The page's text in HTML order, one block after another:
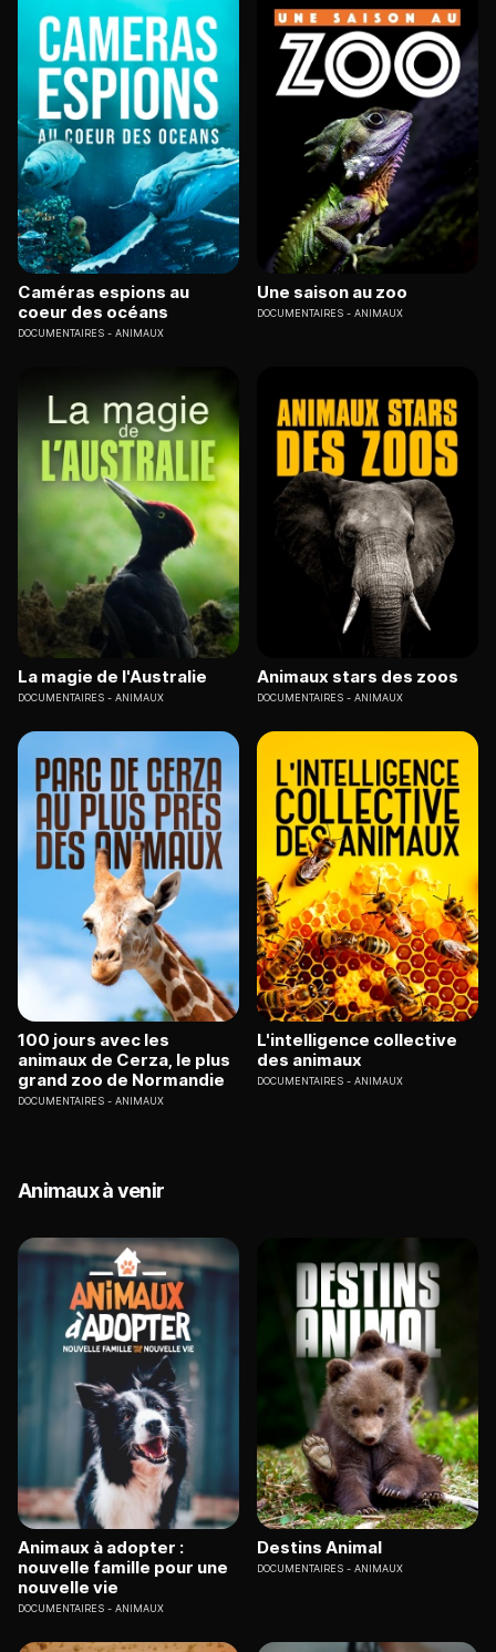
Caméras espions au
coeur des océans
DOCUMENTAIRES ANIMAUX
Une saison au zoo
DOCUMENTAIRES ANIMAUX
La magie de l'Australie
DOCUMENTAIRES ANIMAUX
Animaux stars des zoos
DOCUMENTAIRES ANIMAUX
100 jours avec les
animaux de Cerza, le plus
grand zoo de Normandie
DOCUMENTAIRES ANIMAUX
L'intelligence collective
des animaux
DOCUMENTAIRES ANIMAUX
Animaux à venir
Animaux à adopter :
nouvelle famille pour une
nouvelle vie
DOCUMENTAIRES ANIMAUX
Destins Animal
DOCUMENTAIRES ANIMAUX